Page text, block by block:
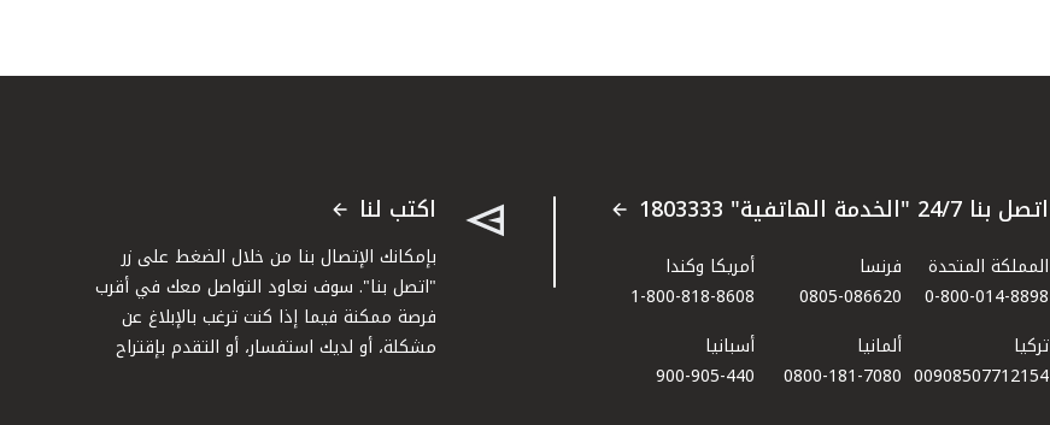
اتصل بنا 24/7 "الخدمة الهاتفية" 1803333
المملكة المتحدة
0-800-014-8898
فرنسا
0805-086620
أمريكا وكندا
1-800-818-8608
تركيا
00908507712154​
ألمانيا
0800-181-7080
أسبانيا
900-905-440
اكتب لنا
بإمكانك الإتصال بنا من خلال الضغط على زر
"اتصل بنا". سوف نعاود التواصل معك في أقرب
فرصة ممكنة فيما إذا كنت ترغب بالإبلاغ عن
مشكلة، أو لديك استفسار، أو التقدم بإقتراح